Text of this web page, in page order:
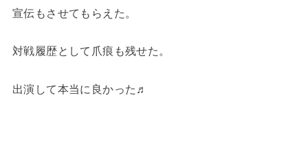
宣伝もさせてもらえた。
対戦履歴として爪痕も残せた。
出演して本当に良かった♬